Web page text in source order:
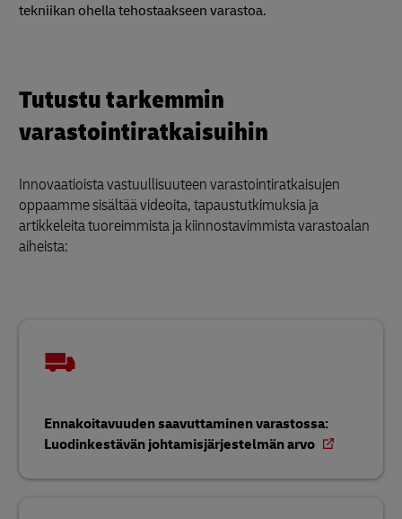
tekniikan ohella tehostaakseen varastoa.
Tutustu tarkemmin
varastointiratkaisuihin
Innovaatioista vastuullisuuteen varastointiratkaisujen
oppaamme sisältää videoita, tapaustutkimuksia ja
artikkeleita tuoreimmista ja kiinnostavimmista varastoalan
aiheista:
Ennakoitavuuden saavuttaminen varastossa:
Luodinkestävän johtamisjärjestelmän arvo